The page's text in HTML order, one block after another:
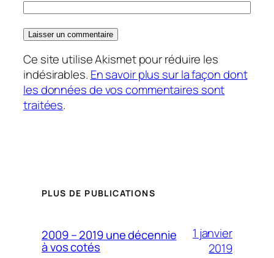
Ce site utilise Akismet pour réduire les
indésirables. En savoir plus sur la façon dont
les données de vos commentaires sont
traitées.
PLUS DE PUBLICATIONS
2009 – 2019 une décennie
à vos cotés
1 janvier
2019